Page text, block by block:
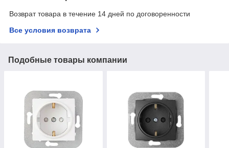
Возврат товара в течение 14 дней по договоренности
Все условия возврата
Подобные товары компании